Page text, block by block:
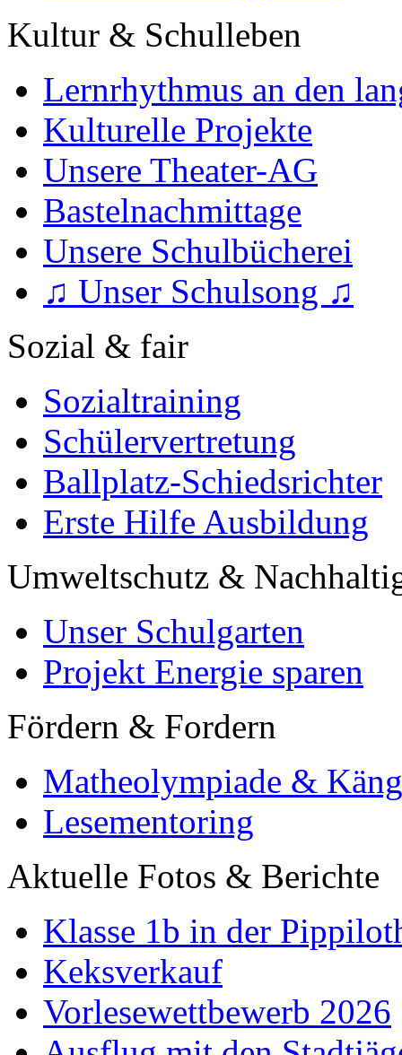
Kultur & Schulleben
Lernrhythmus an den
Kulturelle Projekte
Unsere Theater-AG
Bastelnachmittage
Unsere Schulbücherei
♫ Unser Schulsong ♫
Sozial & fair
Sozialtraining
Schülervertretung
Ballplatz-Schiedsrichter
Erste Hilfe Ausbildung
Umweltschutz &
Unser Schulgarten
Projekt Energie sparen
Fördern & Fordern
Matheolympiade &
Lesementoring
Aktuelle Fotos & Berichte
Klasse 1b in der
Keksverkauf
Vorlesewettbewerb 2026